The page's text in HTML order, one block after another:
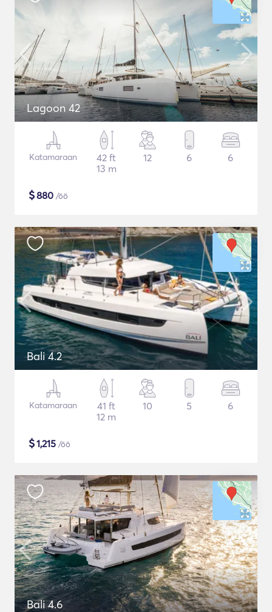
Lagoon 42
Katamaraan
42 ft
13 m
12 6 6
$880 /öö
Bali 4.2
Katamaraan
41 ft
12 m
10 5 6
$1,215 /öö
Bali 4.6